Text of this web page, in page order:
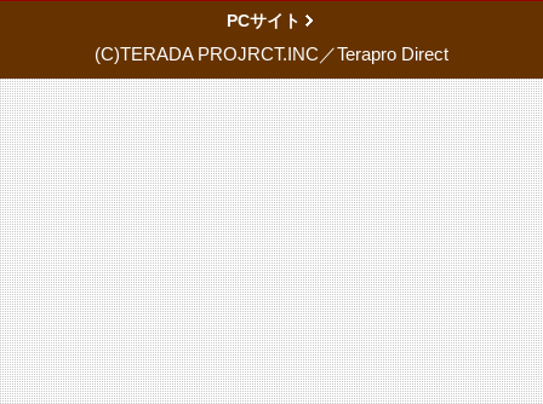
PCサイト
(C)TERADA PROJRCT.INC／Terapro Direct